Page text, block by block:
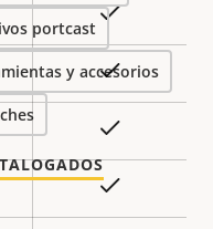
Sí
Sí
portcast
y accesorios